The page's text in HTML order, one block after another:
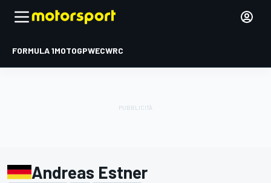
FORMULA 1MOTOGPWECWRC
Andreas Estner